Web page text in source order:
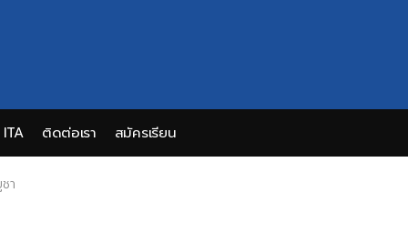
ITA ติดต่อเรา สมัครเรียน
า